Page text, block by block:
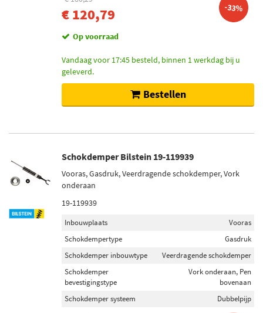
€ 120,79 -33%
Op voorraad
Vandaag voor 17:45 besteld, binnen 1 werkdag bij u
geleverd.
Bestellen
Schokdemper Bilstein 19-119939
Vooras, Gasdruk, Veerdragende schokdemper, Vork
onderaan
19-119939
Inbouwplaats
Vooras
Schokdempertype
Gasdruk
Schokdemper inbouwtype
Veerdragende schokdemper
Schokdemper
bevestigingstype
Vork onderaan, Pen
bovenaan
Schokdemper systeem
Dubbelpijp